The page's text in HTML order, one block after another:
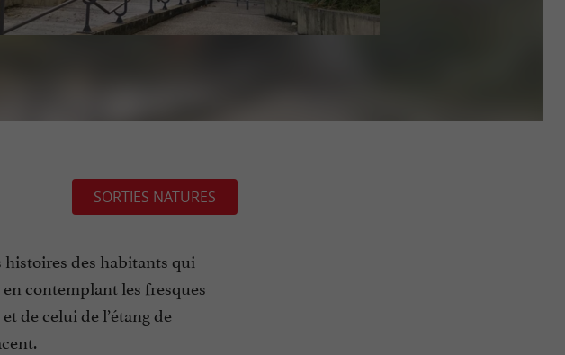
SORTIES NATURES
des habitants qui
contemplant les fresques
de celui de l’étang de